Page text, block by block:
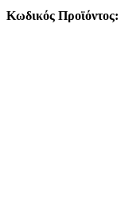
Κωδικός Προϊόντος: